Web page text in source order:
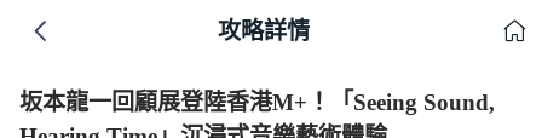
攻略詳情
坂本龍一回顧展登陸香港M+！「Seeing Sound,